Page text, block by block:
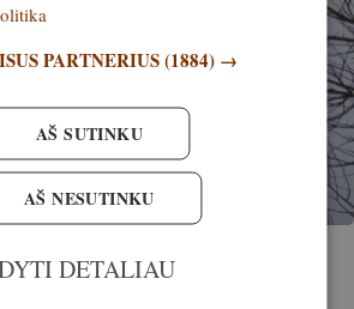
dar galima naudoti
PARTNERIUS(1884) →
AŠ SUTINKU
AŠ NESUTINKU
DETALIAU